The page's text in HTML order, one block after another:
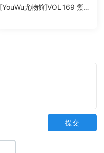
[YouWu尤物館]VOL.169 禦姐
提交